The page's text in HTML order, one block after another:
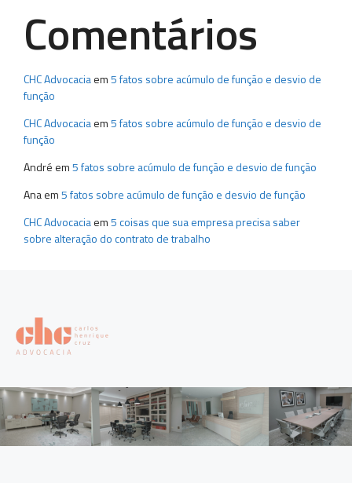
Comentários
CHC Advocaciaem5 fatos sobre acúmulo de função e desvio de
função
CHC Advocaciaem5 fatos sobre acúmulo de função e desvio de
função
André em5 fatos sobre acúmulo de função e desvio de função
Anaem5 fatos sobre acúmulo de função e desvio de função
CHC Advocaciaem5 coisas que sua empresa precisa saber
sobre alteração do contrato de trabalho